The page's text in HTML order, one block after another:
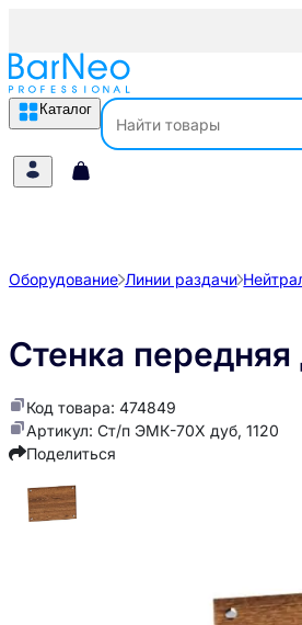
Каталог
Оборудование Линии раздачи
Стенка
Код товара: 474849
Артикул: Ст/п ЭМК-70Х дуб, 1120
Поделиться